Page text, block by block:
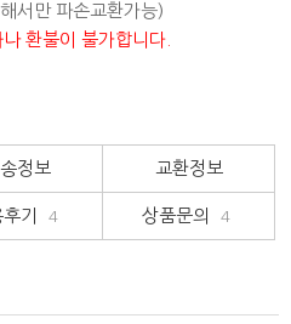
서만 파손교환가능)
환불이 불가합니다.
정보 교환정보
기 4 상품문의 4